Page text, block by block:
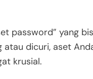
password” yang
atau dicuri, aset
krusial.